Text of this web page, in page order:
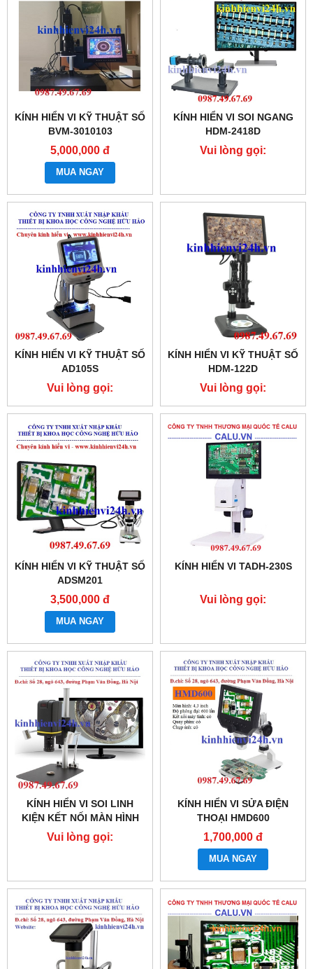
KÍNH HIỂN VI KỸ THUẬT SỐ
BVM-3010103
5,000,000 đ
MUA NGAY
KÍNH HIỂN VI SOI NGANG
HDM-2418D
Vui lòng gọi:
KÍNH HIỂN VI KỸ THUẬT SỐ
AD105S
Vui lòng gọi:
0987.49.67.69
KÍNH HIỂN VI KỸ THUẬT SỐ
HDM-122D
Vui lòng gọi:
0987.49.67.69
KÍNH HIỂN VI KỸ THUẬT SỐ
ADSM201
3,500,000 đ
MUA NGAY
KÍNH HIỂN VI TADH-230S
Vui lòng gọi:
KÍNH HIỂN VI SOI LINH
KIỆN KẾT NỐI MÀN HÌNH
Vui lòng gọi:
KÍNH HIỂN VI SỬA ĐIỆN
THOẠI HMD600
1,700,000 đ
MUA NGAY